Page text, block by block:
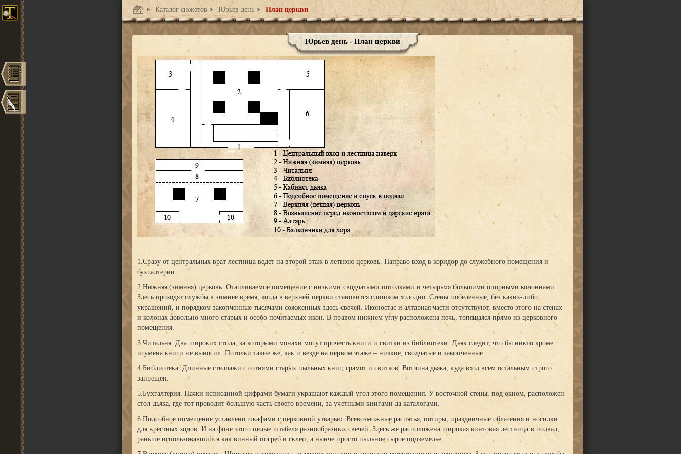
Каталог сюжетов Юрьев день План церкви
Юрьев день - План церкви
1.Сразу от центральных врат лестница ведет на второй этаж в летнюю церковь. Направо вход в коридор до служебного помещения и
бухгалтерии.
2.Нижняя (зимняя) церковь. Отапливаемое помещение с низкими сводчатыми потолками и четырьмя большими опорными колоннами.
Здесь проходят службы в зимнее время, когда в верхней церкви становится слишком холодно. Стены побеленные, без каких-либо
украшений, и порядком закопченные тысячами сожженных здесь свечей. Иконостас и алтарная части отсутствуют, вместо этого на стенах
и колонах довольно много старых и особо почитаемых икон. В правом нижнем углу расположена печь, топящаяся прямо из церковного
помещения.
3.Читальня. Два широких стола, за которыми монахи могут прочесть книги и свитки из библиотеки. Дьяк следит, что бы никто кроме
игумена книги не выносил. Потолки такие же, как и везде на первом этаже – низкие, сводчатые и закопченные.
4.Библиотека. Длинные стеллажи с сотнями старых пыльных книг, грамот и свитков. Вотчина дьяка, куда вход всем остальным строго
запрещен.
5.Бухгалтерия. Пачки исписанной цифрами бумаги украшают каждый угол этого помещения. У восточной стены, под окном, расположен
стол дьяка, где тот проводит большую часть своего времени, за учетными книгами да каталогами.
6.Подсобное помещение уставлено шкафами с церковной утварью. Всевозможные распятья, потиры, праздничные облачения и носилки
для крестных ходов. И на фоне этого целые штабеля разнообразных свечей. Здесь же расположена широкая винтовая лестница в подвал,
раньше использовавшийся как винный погреб и склеп, а нынче просто пыльное сырое подземелье.